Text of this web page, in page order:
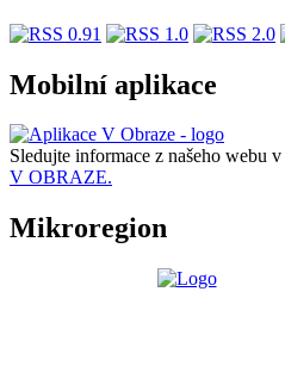
Mobilní aplikace
Sledujte informace z našeho webu v
V OBRAZE.
Mikroregion